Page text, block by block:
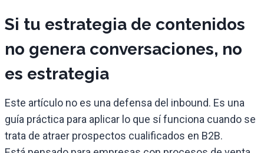
Si tu estrategia de contenidos
no genera conversaciones, no
es estrategia
Este artículo no es una defensa del inbound. Es una
guía práctica para aplicar lo que sí funciona cuando se
trata de atraer prospectos cualificados en B2B.